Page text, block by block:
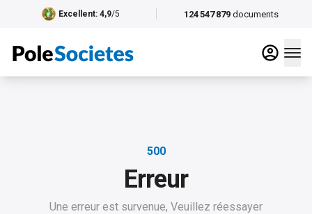
124 547 879 documents
Excellent: 4,9/5
500
Erreur
Une erreur est survenue, Veuillez réessayer